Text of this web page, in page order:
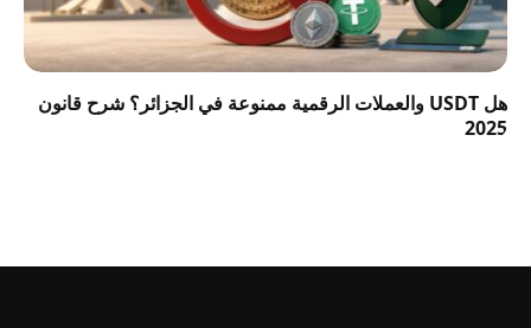
هل USDT والعملات الرقمية ممنوعة في الجزائر؟ شرح قانون
2025